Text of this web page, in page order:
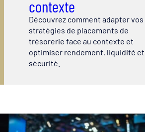
contexte
Découvrez comment adapter vos
stratégies de placements de
trésorerie face au contexte et
optimiser rendement, liquidité et
sécurité.